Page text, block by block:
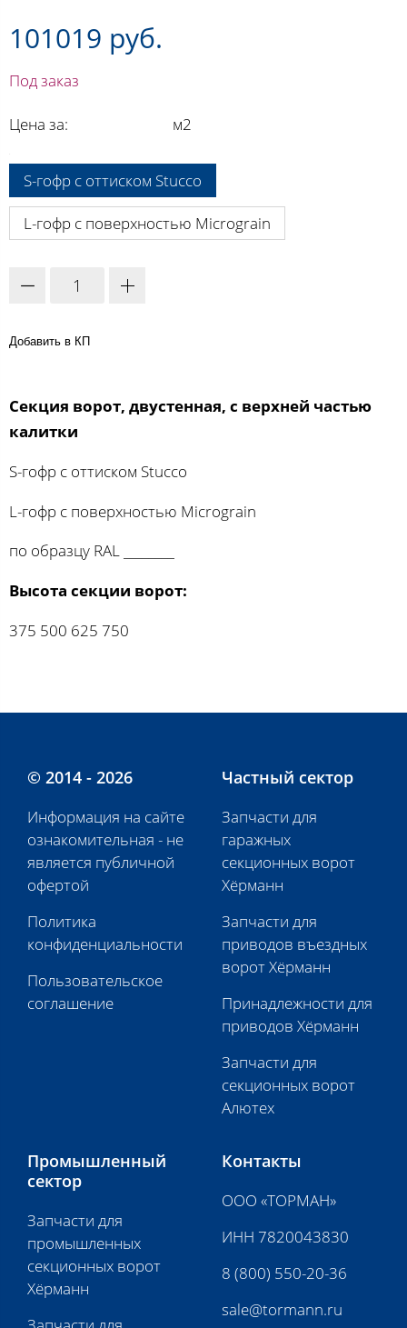
101019 руб.
Под заказ
Цена за: м2
S-гофр с оттиском Stucco
L-гофр с поверхностью Micrograin
Добавить в КП
Секция ворот, двустенная, с верхней частью
калитки
S-гофр с оттиском Stucco
L-гофр с поверхностью Micrograin
по образцу RAL ________
Высота секции ворот:
375 500 625 750
© 2014 - 2026
Информация на сайте
ознакомительная - не
является публичной
офертой
Политика
конфиденциальности
Пользовательское
соглашение
Частный сектор
Запчасти для
гаражных
секционных ворот
Хёрманн
Запчасти для
приводов въездных
ворот Хёрманн
Принадлежности для
приводов Хёрманн
Запчасти для
секционных ворот
Алютех
Промышленный
сектор
Запчасти для
промышленных
секционных ворот
Хёрманн
Контакты
ООО «ТОРМАН»
ИНН 7820043830
8 (800) 550-20-36
sale@tormann.ru